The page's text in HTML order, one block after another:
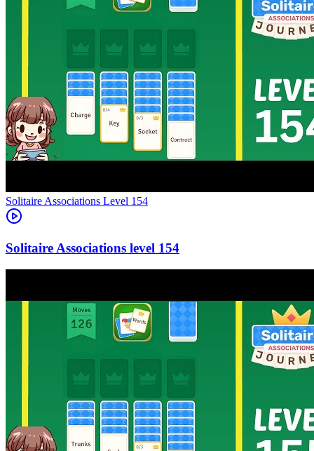
Level 154
154